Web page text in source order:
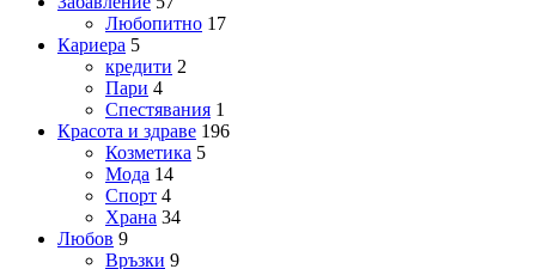
Любопитно 17
Кариера 5
кредити 2
Пари 4
Спестявания 1
Красота и здраве 196
Козметика 5
Мода 14
Спорт 4
Храна 34
Любов 9
Връзки 9